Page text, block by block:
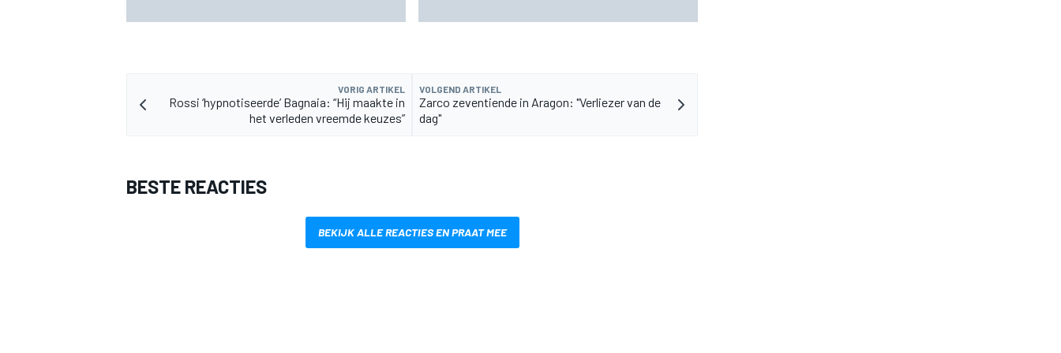
VORIG ARTIKEL
Rossi ‘hypnotiseerde’ Bagnaia: “Hij maakte in
het verleden vreemde keuzes”
VOLGEND ARTIKEL
Zarco zeventiende in Aragon: "Verliezer van de
dag"
BESTE REACTIES
BEKIJK ALLE REACTIES EN PRAAT MEE